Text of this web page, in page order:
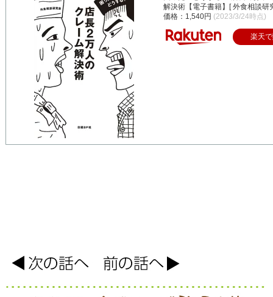
解決術【電子書籍】[ 外食相談研
価格：1,540円 (2023/3/24時点)
楽天